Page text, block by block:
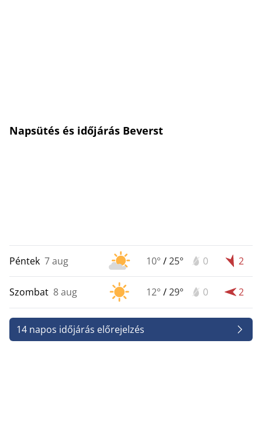
Napsütés és időjárás Beverst
Péntek 7 aug 10° /25° 0 2
Szombat 8 aug 12° /29° 0 2
14 napos időjárás előrejelzés